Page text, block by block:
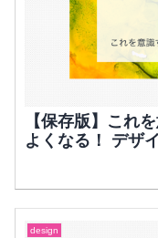
【保存版】これ
よくなる！ デザ
design